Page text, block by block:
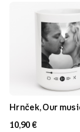
Hrnček, Our
10,90 €